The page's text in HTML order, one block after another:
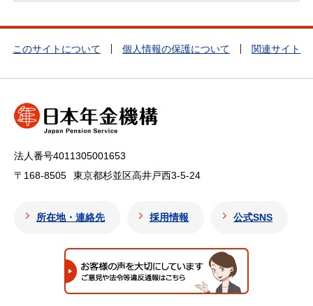
このサイトについて 個人情報の保護について 関連サイト
法人番号4011305001653
〒168-8505
東京都杉並区高井戸西3-5-24
所在地・連絡先 採用情報 公式SNS